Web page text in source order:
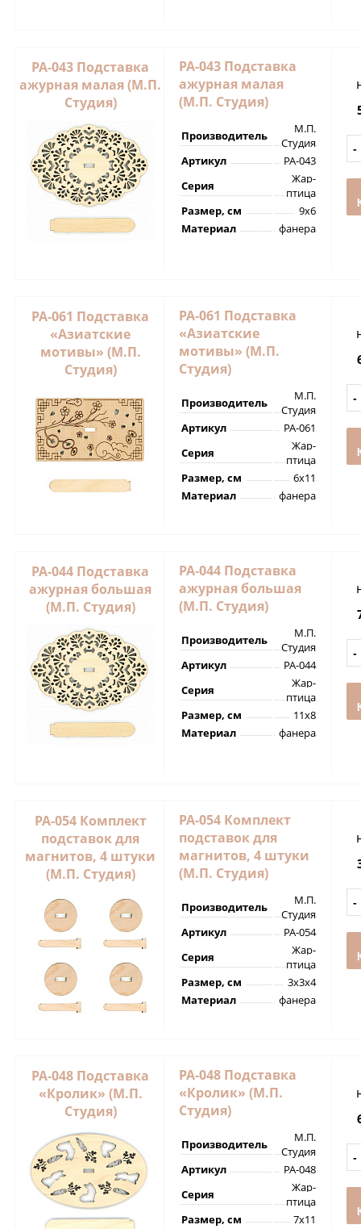
РА-043 Подставка
ажурная малая (М.П.
Студия)
РА-043 Подставка
ажурная малая
(М.П. Студия)
Производитель
М.П.
Студия
Артикул
РА-043
Серия
Жар-
птица
Размер, см
9х6
Материал
фанера
РА-061 Подставка
«Азиатские
мотивы» (М.П.
Студия)
РА-061 Подставка
«Азиатские
мотивы» (М.П.
Студия)
Производитель
М.П.
Студия
Артикул
РА-061
Серия
Жар-
птица
Размер, см
6х11
Материал
фанера
РА-044 Подставка
ажурная большая
(М.П. Студия)
РА-044 Подставка
ажурная большая
(М.П. Студия)
Производитель
М.П.
Студия
Артикул
РА-044
Серия
Жар-
птица
Размер, см
11х8
Материал
фанера
РА-054 Комплект
подставок для
магнитов, 4 штуки
(М.П. Студия)
РА-054 Комплект
подставок для
магнитов, 4 штуки
(М.П. Студия)
Производитель
М.П.
Студия
Артикул
РА-054
Серия
Жар-
птица
Размер, см
3х3х4
Материал
фанера
РА-048 Подставка
«Кролик» (М.П.
Студия)
РА-048 Подставка
«Кролик» (М.П.
Студия)
Производитель
М.П.
Студия
Артикул
РА-048
Серия
Жар-
птица
Размер, см
7х11